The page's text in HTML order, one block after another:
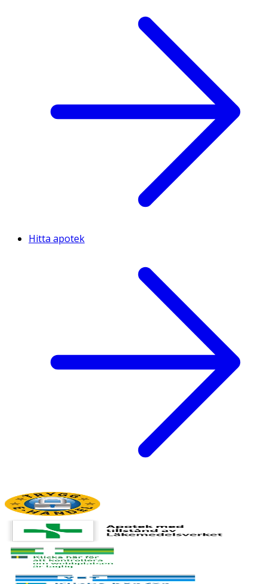
Hitta apotek